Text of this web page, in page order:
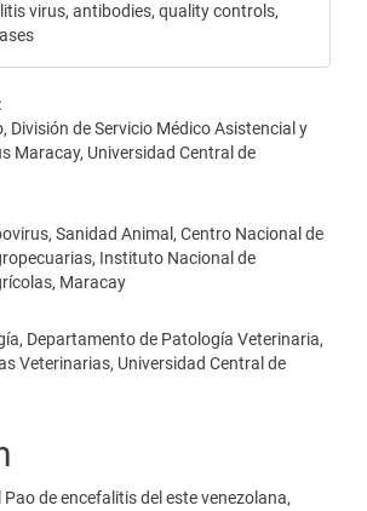
virus, antibodies, quality controls,
División de Servicio Médico Asistencial y
Maracay, Universidad Central de
Sanidad Animal, Centro Nacional de
Instituto Nacional de
Maracay
Departamento de Patología Veterinaria,
Veterinarias, Universidad Central de
Pao de encefalitis del este venezolana,